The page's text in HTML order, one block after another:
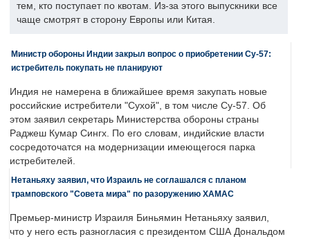
тем, кто поступает по квотам. Из-за этого выпускники все
чаще смотрят в сторону Европы или Китая.
Министр обороны Индии закрыл вопрос о приобретении Су-57:
истребитель покупать не планируют
Индия не намерена в ближайшее время закупать новые
российские истребители "Сухой", в том числе Су-57. Об
этом заявил секретарь Министерства обороны страны
Раджеш Кумар Сингх. По его словам, индийские власти
сосредоточатся на модернизации имеющегося парка
истребителей.
Нетаньяху заявил, что Израиль не соглашался с планом
трамповского "Совета мира" по разоружению ХАМАС
Премьер-министр Израиля Биньямин Нетаньяху заявил,
что у него есть разногласия с президентом США Дональдом